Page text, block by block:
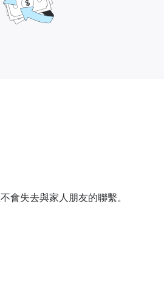
會失去與家人朋友的聯繫。